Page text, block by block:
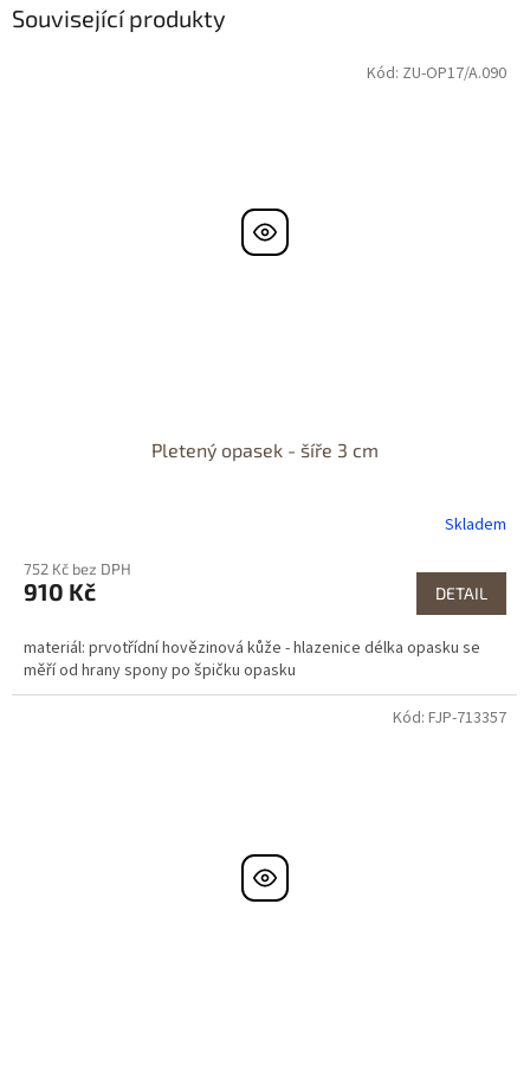
Související produkty
Pletený opasek - šíře 3 cm
Skladem
752 Kč bez DPH
910 Kč DETAIL
materiál: prvotřídní hovězinová kůže - hlazenice délka opasku se
měří od hrany spony po špičku opasku
Kód: ZU-OP17/A.090
Kód: FJP-713357